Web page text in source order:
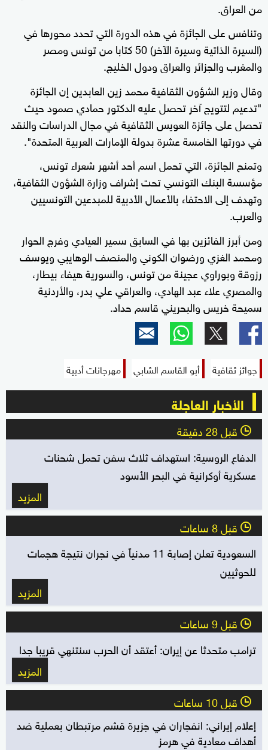
من العراق.
وتنافس على الجائزة في هذه الدورة التي تحدد محورها في
(السيرة الذاتية وسيرة الآخر) 50 كتابا من تونس ومصر
والمغرب والجزائر والعراق ودول الخليج.
وقال وزير الشؤون الثقافية محمد زين العابدين إن الجائزة
"تدعيم لتتويج آخر تحصل عليه الدكتور حمادي صمود حيث
تحصل على جائزة العويس الثقافية في مجال الدراسات والنقد
في دورتها الخامسة عشرة بدولة الإمارات العربية المتحدة".
وتمنح الجائزة، التي تحمل اسم أحد أشهر شعراء تونس،
مؤسسة البنك التونسي تحت إشراف وزارة الشؤون الثقافية،
وتهدف إلى الاحتفاء بالأعمال الأدبية للمبدعين التونسيين
والعرب.
ومن أبرز الفائزين بها في السابق سمير العيادي وفرج الحوار
ومحمد الغزي ورضوان الكوني والمنصف الوهايبي ويوسف
رزوقة وبوراوي عجينة من تونس، والسورية هيفاء بيطار،
والمصري علاء عبد الهادي، والعراقي علي بدر، والأردنية
سميحة خريس والبحريني قاسم حداد.
جوائز ثقافية أبو القاسم الشابي مهرجانات أدبية
الأخبار العاجلة
l قبل 28 دقيقة
الدفاع الروسية: استهداف ثلاث سفن تحمل شحنات
عسكرية أوكرانية في البحر الأسود
المزيد
l قبل 8 ساعات
السعودية تعلن إصابة 11 مدنياً في نجران نتيجة هجمات
للحوثيين
المزيد
l قبل 9 ساعات
ترامب متحدثا عن إيران: أعتقد أن الحرب سنتنهي قريبا جدا
المزيد
l قبل 10 ساعات
إعلام إيراني: انفجاران في جزيرة قشم مرتبطان بعملية ضد
أهداف معادية في هرمز